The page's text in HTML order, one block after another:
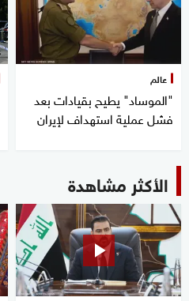
عالم
"الموساد" يطيح بقيادات بعد
فشل عملية استهداف لإيران
الأكثر مشاهدة